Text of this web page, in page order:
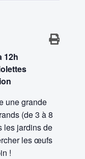
12h
une grande
(de 3 à 8
les jardins de
les œufs
!